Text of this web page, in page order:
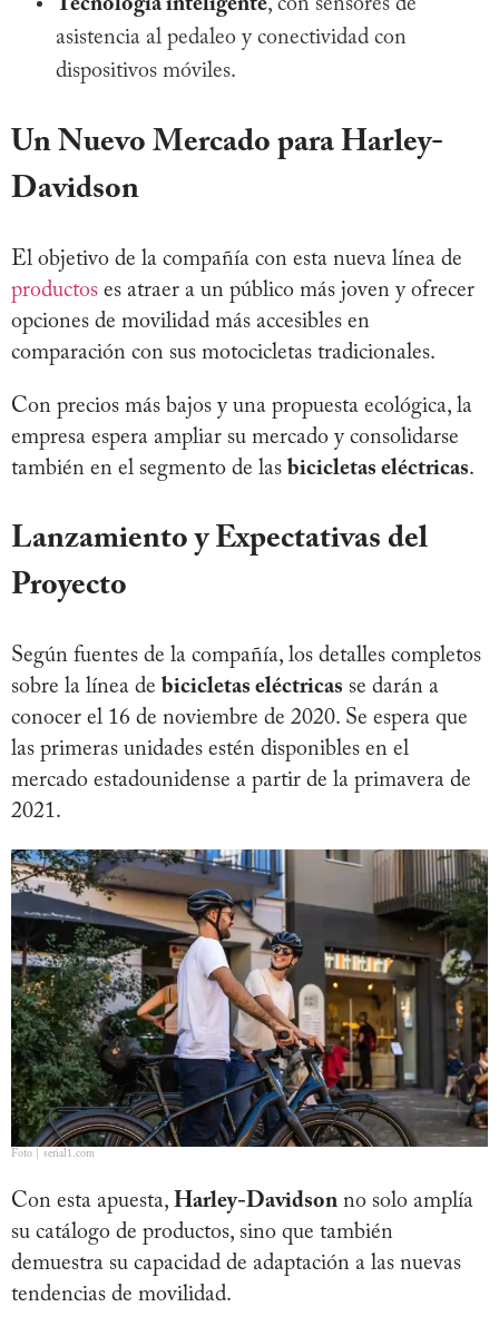
asistencia al pedaleo y conectividad con
dispositivos móviles.
Un Nuevo Mercado para Harley-
Davidson
El objetivo de la compañía con esta nueva línea de
productos es atraer a un público más joven y ofrecer
opciones de movilidad más accesibles en
comparación con sus motocicletas tradicionales.
Con precios más bajos y una propuesta ecológica, la
empresa espera ampliar su mercado y consolidarse
también en el segmento de las bicicletas eléctricas.
Lanzamiento y Expectativas del
Proyecto
Según fuentes de la compañía, los detalles completos
sobre la línea de bicicletas eléctricas se darán a
conocer el 16 de noviembre de 2020. Se espera que
las primeras unidades estén disponibles en el
mercado estadounidense a partir de la primavera de
2021.
Foto | serial1.com
Con esta apuesta, Harley-Davidson no solo amplía
su catálogo de productos, sino que también
demuestra su capacidad de adaptación a las nuevas
tendencias de movilidad.